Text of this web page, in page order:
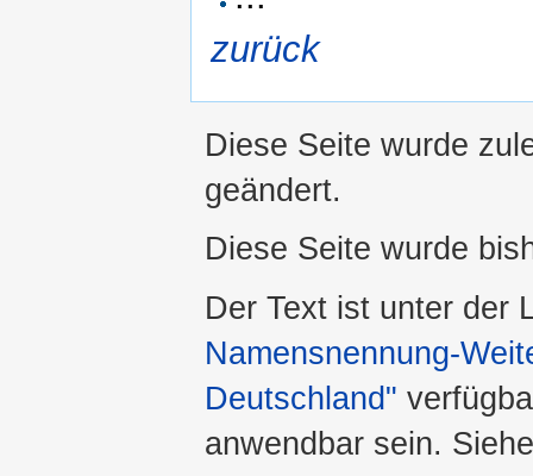
zurück
Diese Seite wurde
geändert.
Diese Seite wurde
Der Text ist unter der
Namensnennung-
Deutschland"
anwendbar sein.